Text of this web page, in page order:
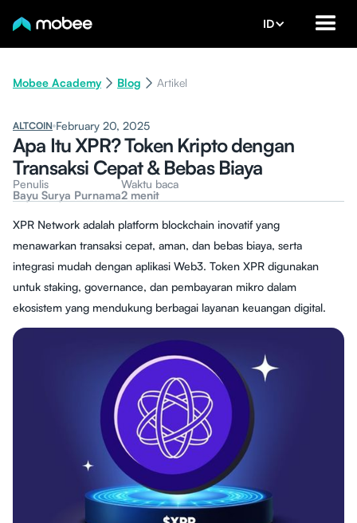
ID
Mobee Academy Blog Artikel
ALTCOIN February 20, 2025
Apa Itu XPR? Token Kripto dengan
Transaksi Cepat & Bebas Biaya
Penulis
Bayu Surya Purnama
Waktu baca
2 menit
XPR Network adalah platform blockchain inovatif yang
menawarkan transaksi cepat, aman, dan bebas biaya, serta
integrasi mudah dengan aplikasi Web3. Token XPR digunakan
untuk staking, governance, dan pembayaran mikro dalam
ekosistem yang mendukung berbagai layanan keuangan digital.